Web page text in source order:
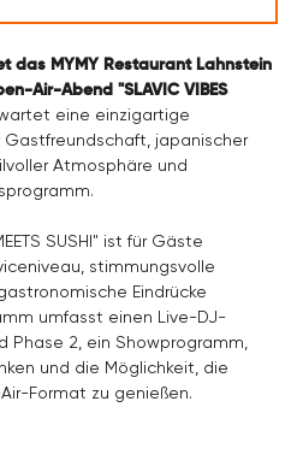
das MYMY Restaurant Lahnstein
Air-Abend "SLAVIC VIBES
eine einzigartige
Gastfreundschaft, japanischer
Atmosphäre und
SUSHI" ist für Gäste
stimmungsvolle
Eindrücke
umfasst einen Live-DJ-
Phase 2, ein Showprogramm,
und die Möglichkeit, die
Format zu genießen.